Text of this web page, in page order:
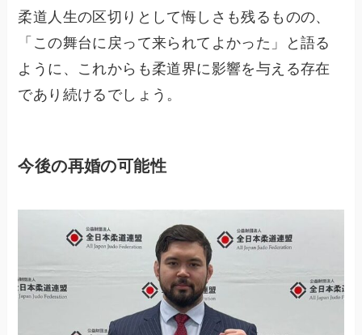
柔道人生の区切りとして悔しさも残るものの、
「この舞台に戻って来られてよかった」と語る
ように、これからも柔道界に影響を与える存在
であり続けるでしょう。
今後の再婚の可能性